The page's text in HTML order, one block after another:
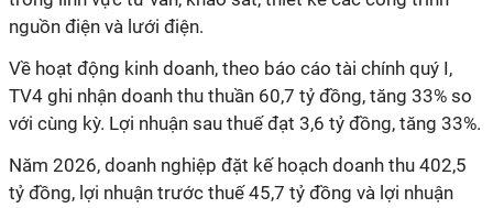
nguồn điện và lưới điện.
Về hoạt động kinh doanh, theo báo cáo tài chính quý I,
TV4 ghi nhận doanh thu thuần 60,7 tỷ đồng, tăng 33% so
với cùng kỳ. Lợi nhuận sau thuế đạt 3,6 tỷ đồng, tăng 33%.
Năm 2026, doanh nghiệp đặt kế hoạch doanh thu 402,5
tỷ đồng, lợi nhuận trước thuế 45,7 tỷ đồng và lợi nhuận